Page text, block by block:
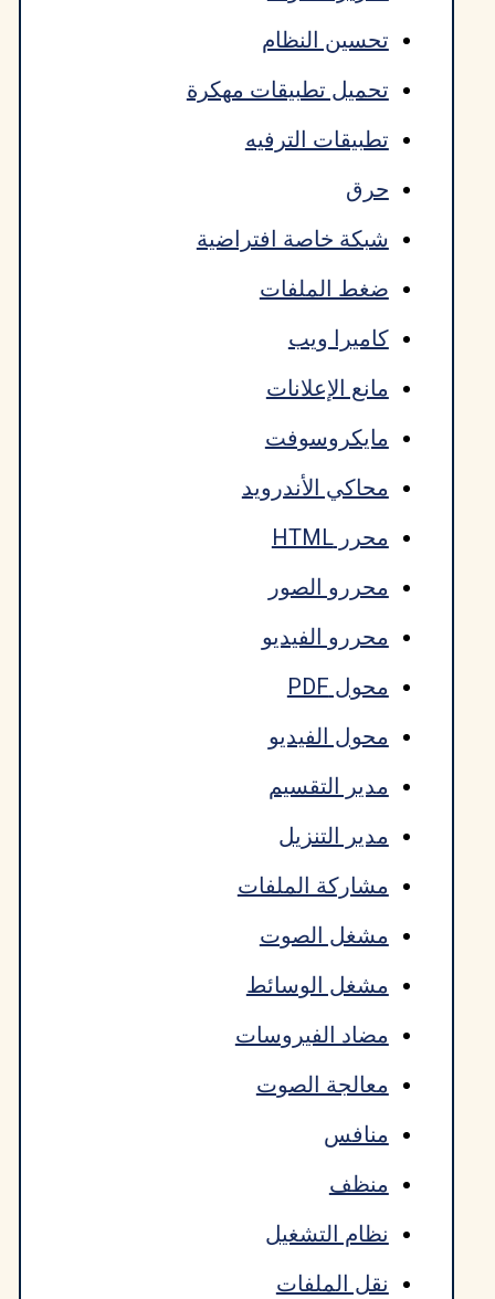
تحسين النظام
تحميل تطبيقات مهكرة
تطبيقات الترفيه
شبكة خاصة افتراضية
ضغط الملفات
كاميرا ويب
مانع الإعلانات
مايكروسوفت
محاكي الأندرويد
محررو الصور
محررو الفيديو
محول الفيديو
مدير التقسيم
مدير التنزيل
مشاركة الملفات
مشغل الصوت
مشغل الوسائط
مضاد الفيروسات
معالجة الصوت
نظام التشغيل
نقل الملفات